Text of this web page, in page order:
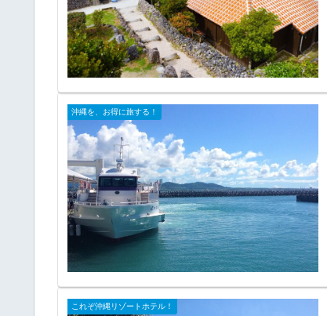
沖縄を、お得に旅する！
これぞ沖縄リゾートホテル！